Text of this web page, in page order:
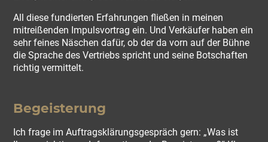
All diese fundierten Erfahrungen fließen in meinen
mitreißenden Impulsvortrag ein. Und Verkäufer haben ein
sehr feines Näschen dafür, ob der da vorn auf der Bühne
die Sprache des Vertriebs spricht und seine Botschaften
richtig vermittelt.
Begeisterung
Ich frage im Auftragsklärungsgespräch gern: „Was ist